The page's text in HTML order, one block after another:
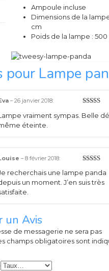
Ampoule incluse
Dimensions de la
cm
Poids de la lampe : 500
pour Lampe
–26 janvier 2018:
vraiment sympas. Belle
éteinte.
–8 février 2018:
recherchais une lampe panda
un moment. J’en suis très
un Avis
de messagerie ne sera pas
champs obligatoires sont